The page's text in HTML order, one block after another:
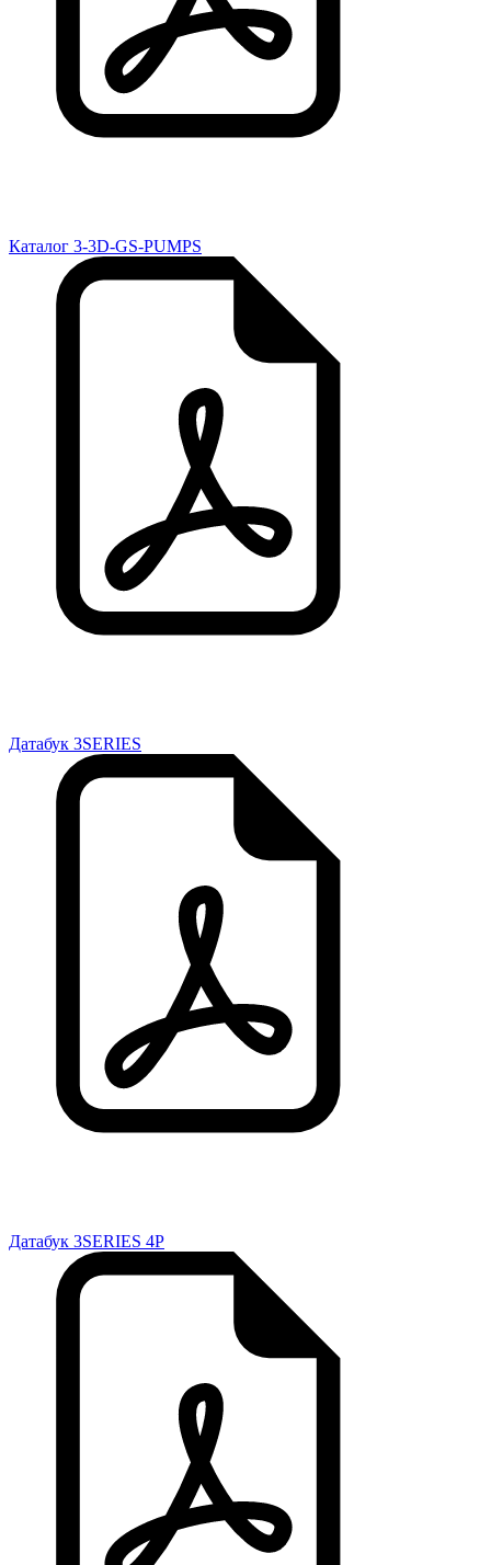
Каталог 3-3D-GS-PUMPS
Датабук 3SERIES
Датабук 3SERIES 4P